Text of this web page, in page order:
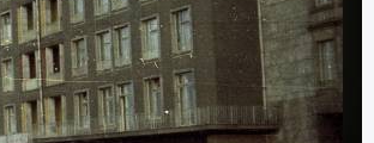
1965 · Budapest II.
Mechwart tér, a II. kerületi tanács